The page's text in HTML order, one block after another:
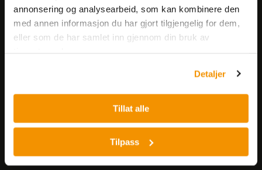
annonsering og analysearbeid, som kan kombinere den
med annen informasjon du har gjort tilgjengelig for dem,
eller som de har samlet inn gjennom din bruk av
Detaljer
Tillat alle
Tilpass
Nils Hansens vei 8